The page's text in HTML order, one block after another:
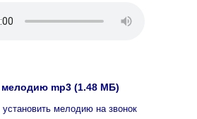
мелодию mp3 (1.48 МБ)
установить мелодию на звонок